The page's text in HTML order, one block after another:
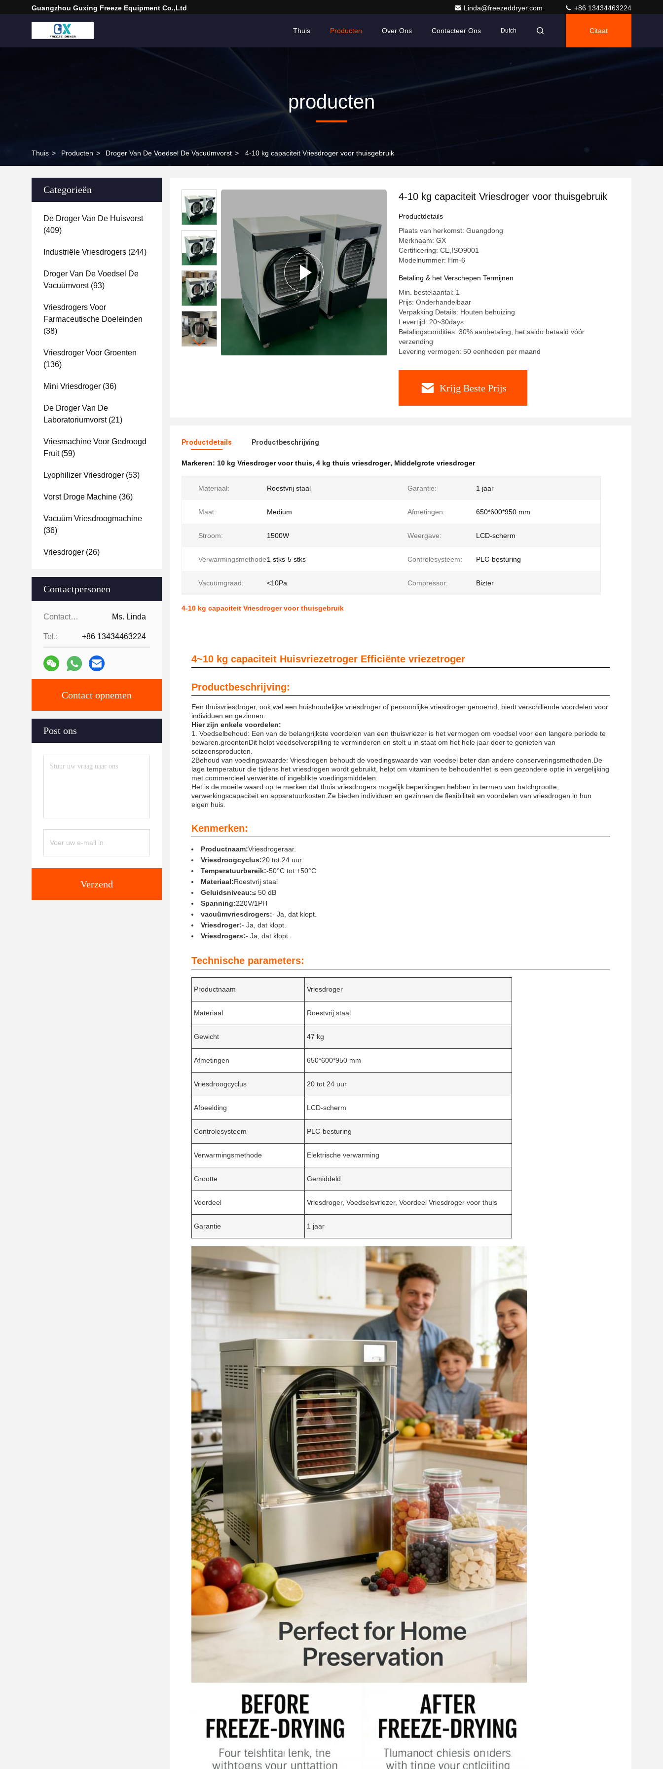
Guangzhou Guxing Freeze Equipment Co.,Ltd Linda@freezeddryer.com +86 13434463224
Thuis Producten Over Ons Contacteer Ons Dutch Citaat
producten
Thuis > Producten > Droger Van De Voedsel De Vacuümvorst > 4-10 kg capaciteit Vriesdroger voor thuisgebruik
Categorieën
De Droger Van De Huisvorst
(409)
Industriële Vriesdrogers (244)
Droger Van De Voedsel De
Vacuümvorst(93)
Vriesdrogers Voor
Farmaceutische Doeleinden
(38)
Vriesdroger Voor Groenten
(136)
Mini Vriesdroger (36)
De Droger Van De
Laboratoriumvorst(21)
Vriesmachine Voor Gedroogd
Fruit(59)
Lyophilizer Vriesdroger (53)
Vorst Droge Machine (36)
Vacuüm Vriesdroogmachine
(36)
Vriesdroger (26)
Contactpersonen
Contactpersonen: Ms. Linda
Tel.: +86 13434463224
Contact opnemen
Post ons
Verzend
4-10 kg capaciteit Vriesdroger voor thuisgebruik
Productdetails
Plaats van herkomst: Guangdong
Merknaam: GX
Certificering: CE,ISO9001
Modelnummer: Hm-6
Betaling & het Verschepen Termijnen
Min. bestelaantal: 1
Prijs: Onderhandelbaar
Verpakking Details: Houten behuizing
Levertijd: 20~30days
Betalingscondities: 30% aanbetaling, het saldo betaald vóór
verzending
Levering vermogen: 50 eenheden per maand
Krijg Beste Prijs
Productdetails Productbeschrijving
Markeren: 10 kg Vriesdroger voor thuis, 4 kg thuis vriesdroger, Middelgrote vriesdroger
Materiaal: Roestvrij staal Garantie: 1 jaar
Maat: Medium Afmetingen: 650*600*950 mm
Stroom: 1500W Weergave: LCD-scherm
Verwarmingsmethode:1 stks-5 stks Controlesysteem: PLC-besturing
Vacuümgraad: <10Pa Compressor: Bizter
4-10 kg capaciteit Vriesdroger voor thuisgebruik
4~10 kg capaciteit Huisvriezetroger Efficiënte vriezetroger
Productbeschrijving:
Een thuisvriesdroger, ook wel een huishoudelijke vriesdroger of persoonlijke vriesdroger genoemd, biedt verschillende voordelen voor
individuen en gezinnen.
Hier zijn enkele voordelen:
1. Voedselbehoud: Een van de belangrijkste voordelen van een thuisvriezer is het vermogen om voedsel voor een langere periode te
bewaren.groentenDit helpt voedselverspilling te verminderen en stelt u in staat om het hele jaar door te genieten van
seizoensproducten.
2Behoud van voedingswaarde: Vriesdrogen behoudt de voedingswaarde van voedsel beter dan andere conserveringsmethoden.De
lage temperatuur die tijdens het vriesdrogen wordt gebruikt, helpt om vitaminen te behoudenHet is een gezondere optie in vergelijking
met commercieel verwerkte of ingeblikte voedingsmiddelen.
Het is de moeite waard op te merken dat thuis vriesdrogers mogelijk beperkingen hebben in termen van batchgrootte,
verwerkingscapaciteit en apparatuurkosten.Ze bieden individuen en gezinnen de flexibiliteit en voordelen van vriesdrogen in hun
eigen huis.
Kenmerken:
Productnaam:Vriesdrogeraar.
Vriesdroogcyclus:20 tot 24 uur
Temperatuurbereik:-50°C tot +50°C
Materiaal:Roestvrij staal
Geluidsniveau:≤ 50 dB
Spanning:220V/1PH
vacuümvriesdrogers:- Ja, dat klopt.
Vriesdroger:- Ja, dat klopt.
Vriesdrogers:- Ja, dat klopt.
Technische parameters:
Productnaam Vriesdroger
Materiaal Roestvrij staal
Gewicht 47 kg
Afmetingen 650*600*950 mm
Vriesdroogcyclus 20 tot 24 uur
Afbeelding LCD-scherm
Controlesysteem PLC-besturing
Verwarmingsmethode Elektrische verwarming
Grootte Gemiddeld
Voordeel Vriesdroger, Voedselsvriezer, Voordeel Vriesdroger voor thuis
Garantie 1 jaar